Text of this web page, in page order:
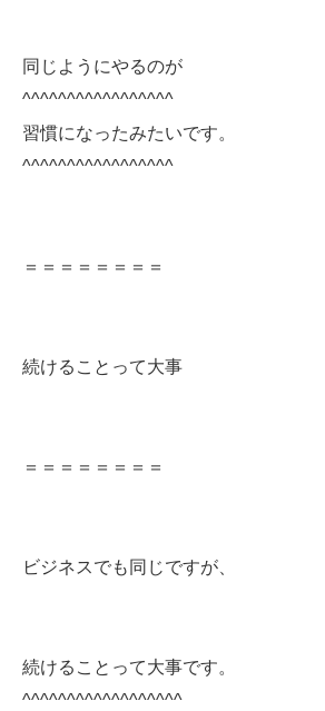
同じようにやるのが
^^^^^^^^^^^^^^^^^
習慣になったみたいです。
^^^^^^^^^^^^^^^^^
＝＝＝＝＝＝＝＝
続けることって大事
＝＝＝＝＝＝＝＝
ビジネスでも同じですが、
続けることって大事です。
^^^^^^^^^^^^^^^^^^